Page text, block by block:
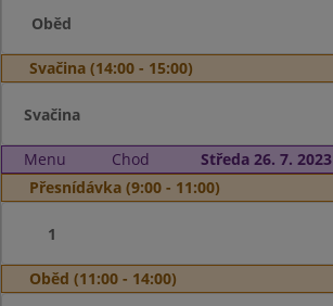
Oběd
Svačina (14:00 - 15:00)
Svačina
Menu Chod
Středa 26. 7. 2023
Přesnídávka (9:00 - 11:00)
1
Oběd (11:00 - 14:00)